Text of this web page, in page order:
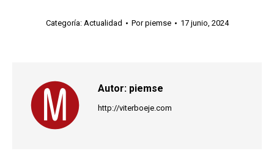
Categoría: Actualidad Porpiemse 17 junio, 2024
Autor: piemse
http://viterboeje.com